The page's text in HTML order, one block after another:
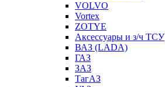
VOLVO
Vortex
ZOTYE
Аксессуары и з/ч ТСУ
ВАЗ (LADA)
ГАЗ
ЗАЗ
ТагАЗ